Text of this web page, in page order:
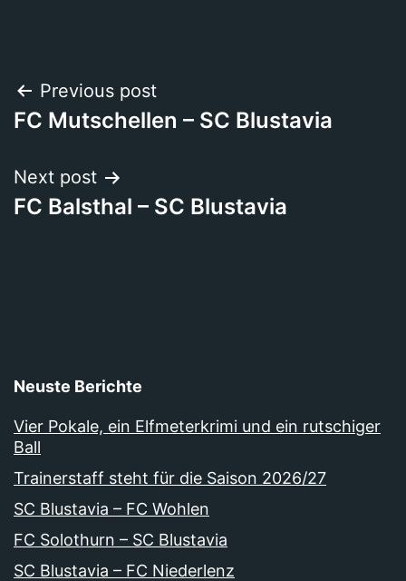
Beitragsnavigation
Previous post
FC Mutschellen – SC Blustavia
Next post
FC Balsthal – SC Blustavia
Neuste Berichte
Vier Pokale, ein Elfmeterkrimi und ein rutschiger
Ball
Trainerstaff steht für die Saison 2026/27
SC Blustavia – FC Wohlen
FC Solothurn – SC Blustavia
SC Blustavia – FC Niederlenz